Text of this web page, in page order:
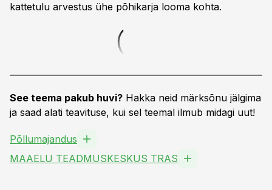
kattetulu arvestus ühe põhikarja looma kohta.
See teema pakub huvi? Hakka neid märksõnu jälgima
ja saad alati teavituse, kui sel teemal ilmub midagi uut!
Põllumajandus
MAAELU TEADMUSKESKUS TRAS